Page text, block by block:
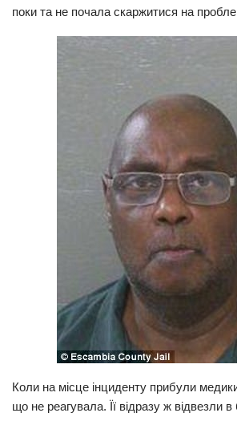
поки та не почала скаржитися на
Коли на місце інциденту прибули
що не реагувала. Її відразу ж відвезли